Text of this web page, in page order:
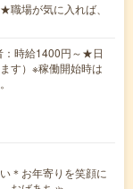
場が気に入れば、
時給1400円～★日
す）※稼働開始時は
＊お年寄りを笑顔に